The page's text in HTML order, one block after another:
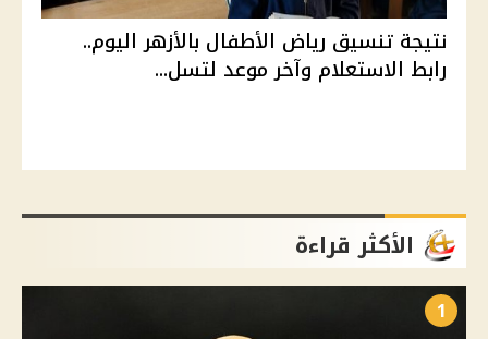
نتيجة تنسيق رياض الأطفال بالأزهر اليوم..
رابط الاستعلام وآخر موعد لتسل...
الأكثر قراءة
1